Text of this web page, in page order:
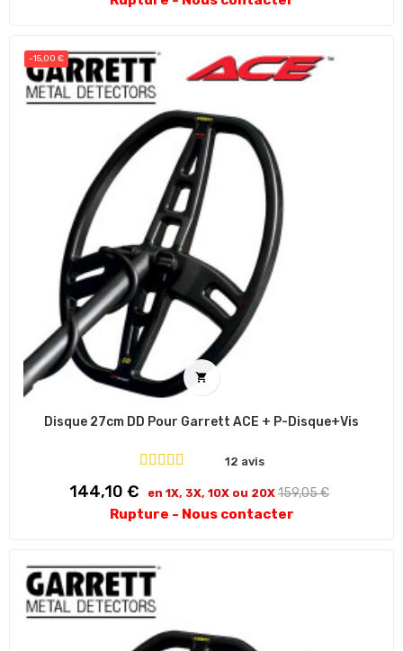
-15,00 €

Disque 27cm DD Pour Garrett ACE + P-Disque+vis
12 avis
Prix
144,10 € en 1X, 3X, 10X ou 20X Prix
159,05 €
Rupture - Nous contacter